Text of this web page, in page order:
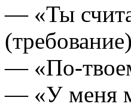
— «Ты
— «По-
— «У меня